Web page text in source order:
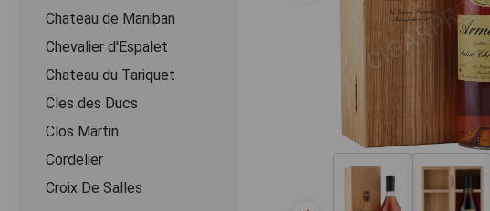
Chateau de Maniban
Chevalier d'Espalet
Chаteau du Tariquet
Cles des Ducs
Clos Martin
Cordelier
Croix De Salles